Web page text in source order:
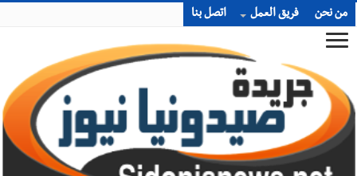
من نحن فريق العمل اتصل بنا